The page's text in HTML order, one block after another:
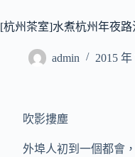
容
[杭州茶室]水煮杭州年夜路
admin 2015 年
吹影摟塵
外埠人初到一個都會，